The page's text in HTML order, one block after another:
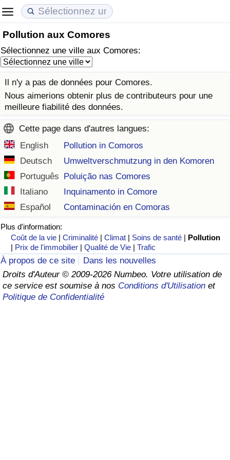
Pollution aux Comores
Sélectionnez une ville aux Comores:
Il n'y a pas de données pour Comores.
Nous aimerions obtenir plus de contributeurs pour une
meilleure fiabilité des données.
Cette page dans d'autres langues:
English
Pollution in Comoros
Deutsch
Umweltverschmutzung in den Komoren
Português Poluição nas Comores
Italiano
Inquinamento in Comore
Español
Contaminación en Comoras
Plus d'information:
Coût de la vie |Criminalité |Climat | Soins de santé | Pollution
| Prix de l'immobilier |Qualité de Vie |Trafic
À propos de ce site
Dans les nouvelles
Droits d'Auteur © 2009-2026 Numbeo. Votre utilisation de
ce service est soumise à nos Conditions d'Utilisation et
Politique de Confidentialité
Coût de la vie
Indice du Coût de la Vie (Actuel)
Indice du Coût de la Vie
Indice du coût de la vie par pays
à Akaba
Prix de l'immobilier
Indice des Prix de l'immobilier (Actuel)
Indice des Prix de l'immobilier
Indice des Prix de l'immobilier par Pays
Qualité de Vie
Indice de Qualité de Vie
Indice de Qualité de Vie (Actuel)
Indice de qualité de vie par pays
Criminalité
Indice de Criminalité (Actuel)
Indice de Criminalité
Indice de criminalité par pays
Soins de santé
Indice des soins de santé (Actuel)
Indice des soins de santé